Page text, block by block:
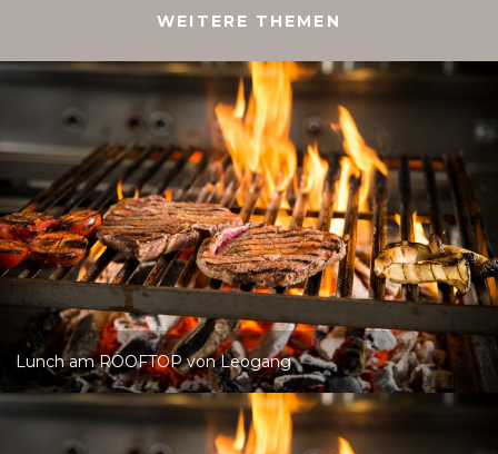
WEITERE THEMEN
Lunch am ROOFTOP von Leogang